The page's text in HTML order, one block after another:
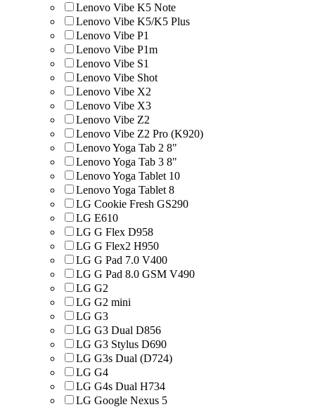
Lenovo Vibe K5 Note
Lenovo Vibe K5/K5 Plus
Lenovo Vibe P1
Lenovo Vibe P1m
Lenovo Vibe S1
Lenovo Vibe Shot
Lenovo Vibe X2
Lenovo Vibe X3
Lenovo Vibe Z2
Lenovo Vibe Z2 Pro (K920)
Lenovo Yoga Tab 2 8"
Lenovo Yoga Tab 3 8"
Lenovo Yoga Tablet 10
Lenovo Yoga Tablet 8
LG Cookie Fresh GS290
LG E610
LG G Flex D958
LG G Flex2 H950
LG G Pad 7.0 V400
LG G Pad 8.0 GSM V490
LG G2
LG G2 mini
LG G3
LG G3 Dual D856
LG G3 Stylus D690
LG G3s Dual (D724)
LG G4
LG G4s Dual H734
LG Google Nexus 5